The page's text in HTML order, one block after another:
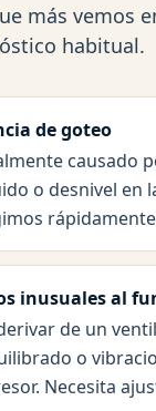
más vemos
habitual.
de goteo
causado
o desnivel en
inusuales al
de un
o
Necesita